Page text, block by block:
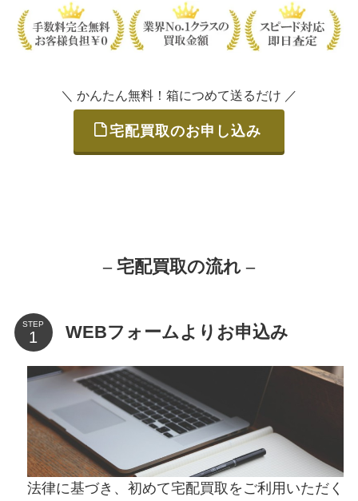
＼ かんたん無料！箱につめて送るだけ ／
宅配買取のお申し込み
– 宅配買取の流れ –
STEP WEBフォームよりお申込み
法律に基づき、初めて宅配買取をご利用いただく